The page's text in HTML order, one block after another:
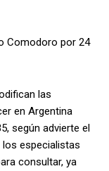
Comodoro por 24
las
en Argentina
según advierte el
los especialistas
consultar, ya